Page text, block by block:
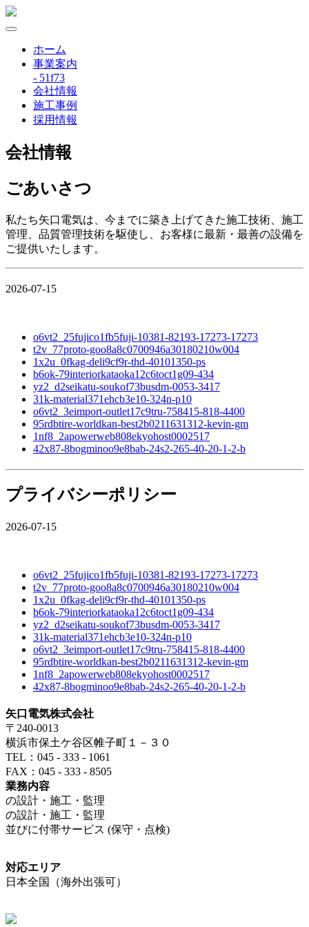
ホーム
事業案内
- 51f73
会社情報
施工事例
採用情報
会社情報
ごあいさつ
私たち矢口電気は、今までに築き上げてきた施工技術、施工
管理、品質管理技術を駆使し、お客様に最新・最善の設備を
ご提供いたします。
2026-07-15
o6vt2_25fujico1fb5fuji-10381-82193-17273-17273
t2v_77proto-goo8a8c0700946a30180210w004
1x2u_0fkag-deli9cf9r-thd-40101350-ps
b6ok-79interiorkataoka12c6toct1g09-434
yz2_d2seikatu-soukof73busdm-0053-3417
31k-material371ehcb3e10-324n-p10
o6vt2_3eimport-outlet17c9tru-758415-818-4400
95rdbtire-worldkan-best2b0211631312-kevin-gm
1nf8_2apowerweb808ekyohost0002517
42x87-8bogminoo9e8bab-24s2-265-40-20-1-2-b
プライバシーポリシー
2026-07-15
o6vt2_25fujico1fb5fuji-10381-82193-17273-17273
t2v_77proto-goo8a8c0700946a30180210w004
1x2u_0fkag-deli9cf9r-thd-40101350-ps
b6ok-79interiorkataoka12c6toct1g09-434
yz2_d2seikatu-soukof73busdm-0053-3417
31k-material371ehcb3e10-324n-p10
o6vt2_3eimport-outlet17c9tru-758415-818-4400
95rdbtire-worldkan-best2b0211631312-kevin-gm
1nf8_2apowerweb808ekyohost0002517
42x87-8bogminoo9e8bab-24s2-265-40-20-1-2-b
矢口電気株式会社
〒240-0013
横浜市保土ケ谷区帷子町１－３０
TEL：045 - 333 - 1061
FAX：045 - 333 - 8505
業務内容
の設計・施工・監理
の設計・施工・監理
並びに付帯サービス (保守・点検)
対応エリア
日本全国（海外出張可）